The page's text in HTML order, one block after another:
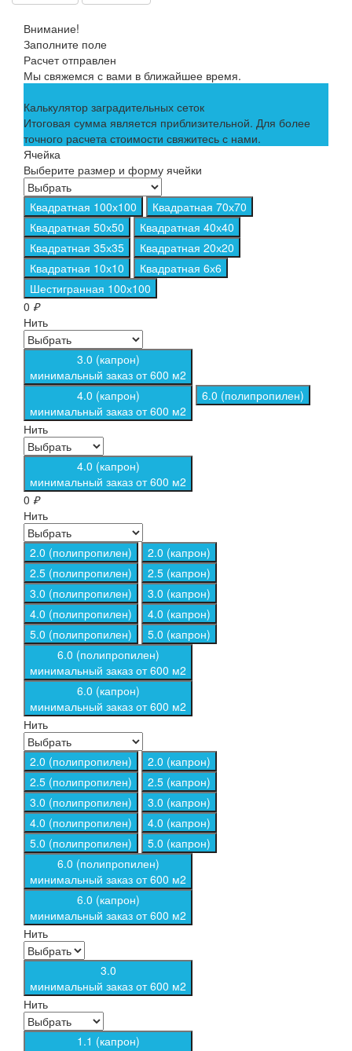
Внимание!
Заполните поле
Расчет отправлен
Мы свяжемся с вами в ближайшее время.
Калькулятор заградительных сеток
Итоговая сумма является приблизительной. Для более
точного расчета стоимости свяжитесь с нами.
Ячейка
Выберите размер и форму ячейки
Квадратная 100х100
Квадратная 70х70
Квадратная 50х50
Квадратная 40х40
Квадратная 35х35
Квадратная 20х20
Квадратная 10х10
Квадратная 6х6
Шестигранная 100х100
0 ₽
Нить
3.0 (капрон)
минимальный заказ от 600 м2
4.0 (капрон)
минимальный заказ от 600 м2
6.0 (полипропилен)
Нить
4.0 (капрон)
минимальный заказ от 600 м2
0 ₽
Нить
2.0 (полипропилен)
2.0 (капрон)
2.5 (полипропилен)
2.5 (капрон)
3.0 (полипропилен)
3.0 (капрон)
4.0 (полипропилен)
4.0 (капрон)
5.0 (полипропилен)
5.0 (капрон)
6.0 (полипропилен)
минимальный заказ от 600 м2
6.0 (капрон)
минимальный заказ от 600 м2
Нить
2.0 (полипропилен)
2.0 (капрон)
2.5 (полипропилен)
2.5 (капрон)
3.0 (полипропилен)
3.0 (капрон)
4.0 (полипропилен)
4.0 (капрон)
5.0 (полипропилен)
5.0 (капрон)
6.0 (полипропилен)
минимальный заказ от 600 м2
6.0 (капрон)
минимальный заказ от 600 м2
Нить
3.0
минимальный заказ от 600 м2
Нить
1.1 (капрон)